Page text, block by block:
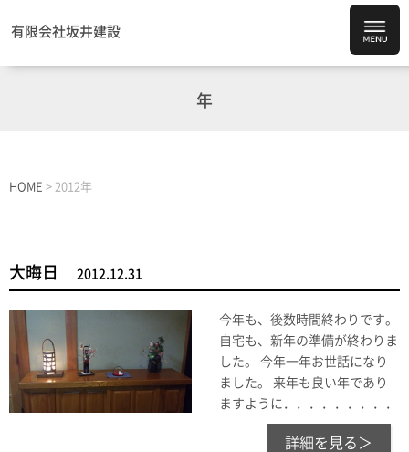
有限会社坂井建設
年
HOME > 2012年
大晦日 2012.12.31
今年も、後数時間終わりです。
自宅も、新年の準備が終わりま
した。 今年一年お世話になり
ました。 来年も良い年であり
ますように．．．．．．．．．
詳細を見る＞